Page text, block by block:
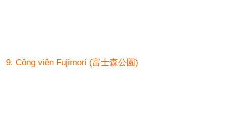
9. Công viên Fujimori (富士森公園)